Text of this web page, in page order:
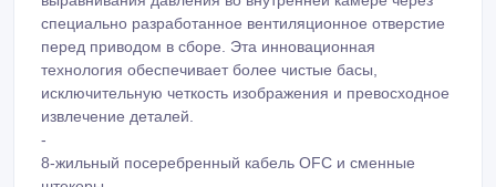
специально разработанное вентиляционное отверстие
перед приводом в сборе. Эта инновационная
технология обеспечивает более чистые басы,
исключительную четкость изображения и превосходное
извлечение деталей.
-
8-жильный посеребренный кабель OFC и сменные